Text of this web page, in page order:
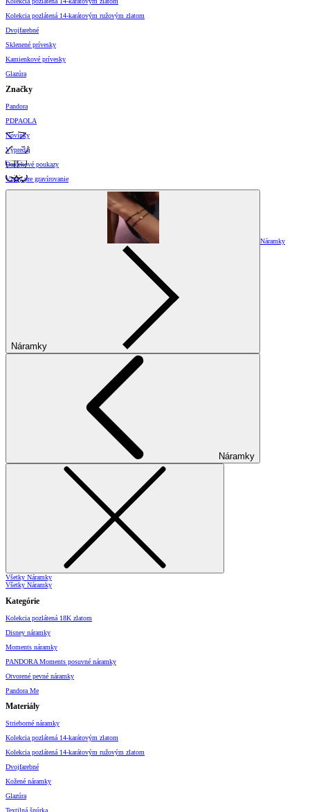
Kolekcia pozlátená 14-karátovým ružovým zlatom
Dvojfarebné
Sklenené prívesky
Kamienkové prívesky
Glazúra
Značky
Pandora
PDPAOLA
Novinky
Výpredaj
Darčekové poukazy
Vzory pre gravírovanie
Náramky
Náramky
Náramky
Všetky Náramky
Všetky Náramky
Kategórie
Kolekcia pozlátená 18K zlatom
Disney náramky
Moments náramky
PANDORA Moments posuvné náramky
Otvorené pevné náramky
Pandora Me
Materiály
Strieborné náramky
Kolekcia pozlátená 14-karátovým zlatom
Kolekcia pozlátená 14-karátovým ružovým zlatom
Dvojfarebné
Kožené náramky
Glazúra
Textilná šnúrka